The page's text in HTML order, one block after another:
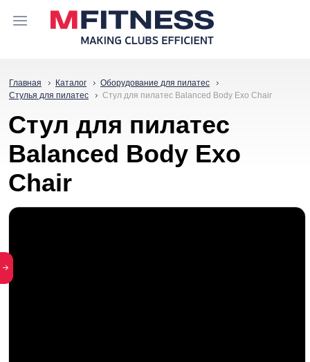
Главная Каталог
Оборудование для пилатес
Стулья для пилатес
Стул для пилатес Balanced Body Exo Chair
Стул для пилатес
Balanced Body Exo
Chair